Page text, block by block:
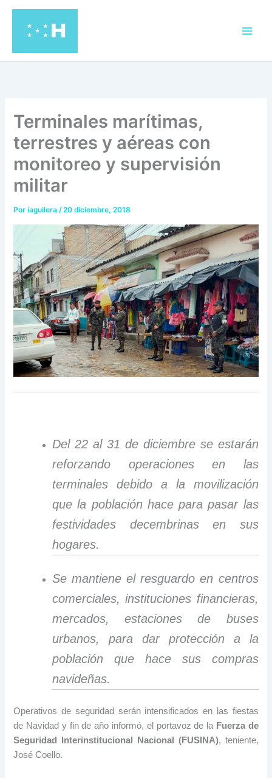
contenido
Terminales marítimas,
terrestres y aéreas con
monitoreo y supervisión
militar
Poriaguilera/20 diciembre, 2018
Del 22 al 31 de diciembre se estarán
reforzando operaciones en las
terminales debido a la movilización
que la población hace para pasar las
festividades decembrinas en sus
hogares.
Se mantiene el resguardo en centros
comerciales, instituciones financieras,
mercados, estaciones de buses
urbanos, para dar protección a la
población que hace sus compras
navideñas.
Operativos de seguridad serán intensificados en las fiestas
de Navidad y fin de año informó, el portavoz de la Fuerza de
Seguridad Interinstitucional Nacional (FUSINA), teniente,
José Coello.